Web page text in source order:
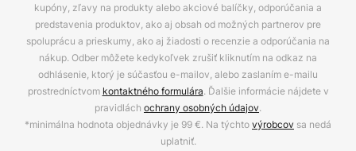
kupóny, zľavy na produkty alebo akciové balíčky, odporúčania a
predstavenia produktov, ako aj obsah od možných partnerov pre
spoluprácu a prieskumy, ako aj žiadosti o recenzie a odporúčania na
nákup. Odber môžete kedykoľvek zrušiť kliknutím na odkaz na
odhlásenie, ktorý je súčasťou e-mailov, alebo zaslaním e-mailu
prostredníctvom kontaktného formulára. Ďalšie informácie nájdete v
pravidlách ochrany osobných údajov.
*minimálna hodnota objednávky je 99 €. Na týchtovýrobcov sa nedá
uplatniť.